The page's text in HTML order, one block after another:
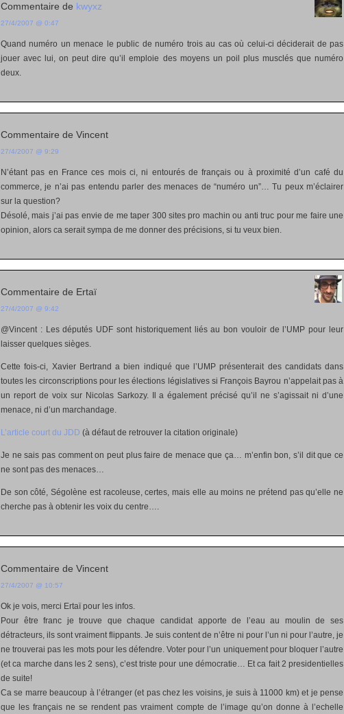
Commentaire de kwyxz
27/4/2007 @ 0:47
Quand numéro un menace le public de numéro trois au cas où celui-ci déciderait de pas
jouer avec lui, on peut dire qu’il emploie des moyens un poil plus musclés que numéro
deux.
Commentaire de Vincent
27/4/2007 @ 9:29
N’étant pas en France ces mois ci, ni entourés de français ou à proximité d’un café du
commerce, je n’ai pas entendu parler des menaces de “numéro un”… Tu peux m’éclairer
sur la question?
Désolé, mais j’ai pas envie de me taper 300 sites pro machin ou anti truc pour me faire une
opinion, alors ca serait sympa de me donner des précisions, si tu veux bien.
Commentaire de Ertaï
27/4/2007 @ 9:42
@Vincent : Les députés UDF sont historiquement liés au bon vouloir de l’UMP pour leur
laisser quelques sièges.
Cette fois-ci, Xavier Bertrand a bien indiqué que l’UMP présenterait des candidats dans
toutes les circonscriptions pour les élections législatives si François Bayrou n’appelait pas à
un report de voix sur Nicolas Sarkozy. Il a également précisé qu’il ne s’agissait ni d’une
menace, ni d’un marchandage.
L’article court du JDD (à défaut de retrouver la citation originale)
Je ne sais pas comment on peut plus faire de menace que ça… m’enfin bon, s’il dit que ce
ne sont pas des menaces…
De son côté, Ségolène est racoleuse, certes, mais elle au moins ne prétend pas qu’elle ne
cherche pas à obtenir les voix du centre….
Commentaire de Vincent
27/4/2007 @ 10:57
Ok je vois, merci Ertaï pour les infos.
Pour être franc je trouve que chaque candidat apporte de l’eau au moulin de ses
détracteurs, ils sont vraiment flippants. Je suis content de n’être ni pour l’un ni pour l’autre, je
ne trouverai pas les mots pour les défendre. Voter pour l’un uniquement pour bloquer l’autre
(et ca marche dans les 2 sens), c’est triste pour une démocratie… Et ca fait 2 presidentielles
de suite!
Ca se marre beaucoup à l’étranger (et pas chez les voisins, je suis à 11000 km) et je pense
que les français ne se rendent pas vraiment compte de l’image qu’on donne à l’echelle